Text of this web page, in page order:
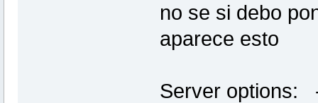
no se si debo
aparece esto
Server options: